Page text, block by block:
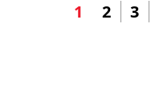
1 2 3